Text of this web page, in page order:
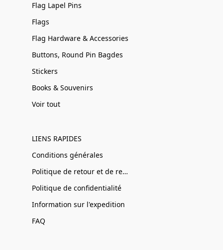
Flag Lapel Pins
Flags
Flag Hardware & Accessories
Buttons, Round Pin Bagdes
Stickers
Books & Souvenirs
Voir tout
LIENS RAPIDES
Conditions générales
Politique de retour et de remboursement
Politique de confidentialité
Information sur l'expedition
FAQ